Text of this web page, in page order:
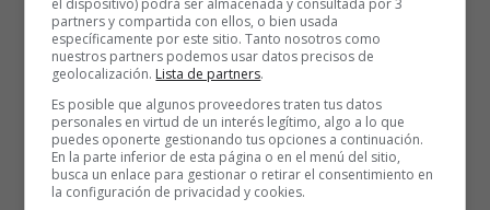
positiva. Esto quiere decir, que una posible
enfermedad
que en su mayoria transmiten los gatosy que está
contenida en unabacteria que se transmite a través de
la carne cruda y los embutidos
podía llegar a afectarme
si no tuviera cuidado al ingerir estos alimentos. A mí no
tendría porqué hacerme un daño excesivo ya que se trata
unaleve infección peropara el feto, si llegara a coger
este parásito podría ser mortal
el dispositivo) podrá ser almacenada y consultada por 3
partners y compartida con ellos, o bien usada
específicamente por este sitio. Tanto nosotros como
nuestros partners podemos usar datos precisos de
geolocalización. Lista de partners.
Es posible que algunos proveedores traten tus datos
personales en virtud de un interés legítimo, algo a lo que
puedes oponerte gestionando tus opciones a continuación.
En la parte inferior de esta página o en el menú del sitio,
busca un enlace para gestionar o retirar el consentimiento en
la configuración de privacidad y cookies.